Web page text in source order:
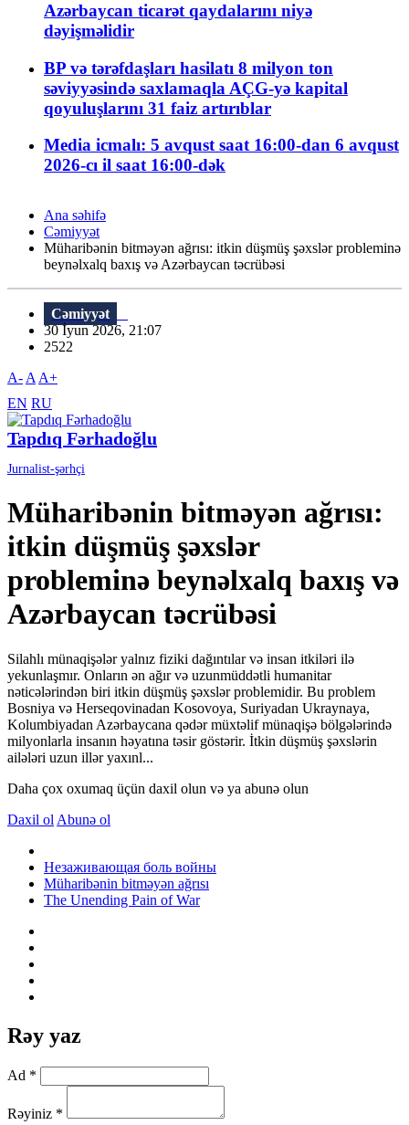
Azərbaycan ticarət qaydalarını niyə
dəyişməlidir
BP və tərəfdaşları hasilatı 8 milyon ton
səviyyəsində saxlamaqla AÇG-yə kapital
qoyuluşlarını 31 faiz artırıblar
Media icmalı: 5 avqust saat 16:00-dan 6 avqust
2026-cı il saat 16:00-dək
Ana səhifə
Cəmiyyət
Müharibənin bitməyən ağrısı: itkin düşmüş şəxslər probleminə
beynəlxalq baxış və Azərbaycan təcrübəsi
Cəmiyyət
30 İyun 2026, 21:07
2522
A- A A+
EN RU
Tapdıq Fərhadoğlu
Jurnalist-şərhçi
Müharibənin bitməyən ağrısı:
itkin düşmüş şəxslər
probleminə beynəlxalq baxış və
Azərbaycan təcrübəsi
Silahlı münaqişələr yalnız fiziki dağıntılar və insan itkiləri ilə
yekunlaşmır. Onların ən ağır və uzunmüddətli humanitar
nəticələrindən biri itkin düşmüş şəxslər problemidir. Bu problem
Bosniya və Herseqovinadan Kosovoya, Suriyadan Ukraynaya,
Kolumbiyadan Azərbaycana qədər müxtəlif münaqişə bölgələrində
milyonlarla insanın həyatına təsir göstərir. İtkin düşmüş şəxslərin
ailələri uzun illər yaxınl...
Daha çox oxumaq üçün daxil olun və ya abunə olun
Daxil ol Abunə ol
Незаживающая боль войны
Müharibənin bitməyən ağrısı
The Unending Pain of War
Rəy yaz
Ad *
Rəyiniz *